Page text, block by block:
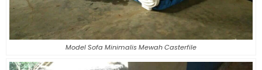
Model Sofa Minimalis Mewah Casterfile